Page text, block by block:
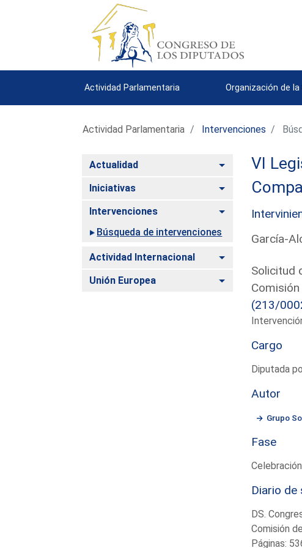
Actividad Parlamentaria Organización de la
Actividad Parlamentaria Intervenciones
Actualidad Alternar
Iniciativas Alternar
Intervenciones
Alternar
Búsqueda de intervenciones
Actividad Internacional Alternar
Unión Europea Alternar
VI
García-
Solicitud
(213/
Cargo
Diputada
Autor
Grupo
Fase
Celebración
Diario de
DS.
Comisión
Páginas: